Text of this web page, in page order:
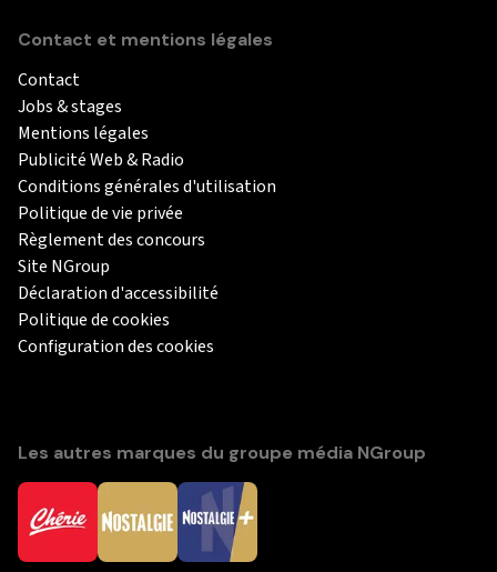
Contact et mentions légales
Contact
Jobs & stages
Mentions légales
Publicité Web & Radio
Conditions générales d'utilisation
Politique de vie privée
Règlement des concours
Site NGroup
Déclaration d'accessibilité
Politique de cookies
Configuration des cookies
Les autres marques du groupe média NGroup